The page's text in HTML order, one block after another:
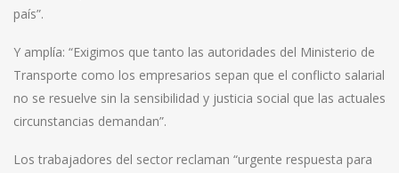
país”.
Y amplía: “Exigimos que tanto las autoridades del Ministerio de
Transporte como los empresarios sepan que el conflicto salarial
no se resuelve sin la sensibilidad y justicia social que las actuales
circunstancias demandan”.
Los trabajadores del sector reclaman “urgente respuesta para